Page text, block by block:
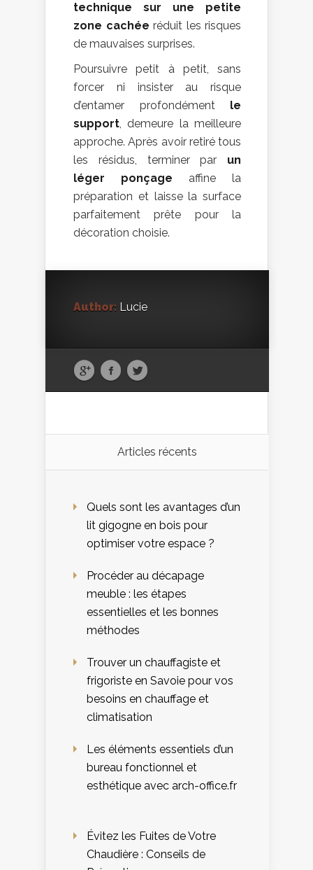
technique sur une petite
zone cachée réduit les risques
de mauvaises surprises.
Poursuivre petit à petit, sans
forcer ni insister au risque
d’entamer profondément le
support, demeure la meilleure
approche. Après avoir retiré tous
les résidus, terminer par un
léger ponçage affine la
préparation et laisse la surface
parfaitement prête pour la
décoration choisie.
Author: Lucie
Articles récents
Quels sont les avantages d’un
lit gigogne en bois pour
optimiser votre espace ?
Procéder au décapage
meuble : les étapes
essentielles et les bonnes
méthodes
Trouver un chauffagiste et
frigoriste en Savoie pour vos
besoins en chauffage et
climatisation
Les éléments essentiels d’un
bureau fonctionnel et
esthétique avec arch-office.fr
Évitez les Fuites de Votre
Chaudière : Conseils de